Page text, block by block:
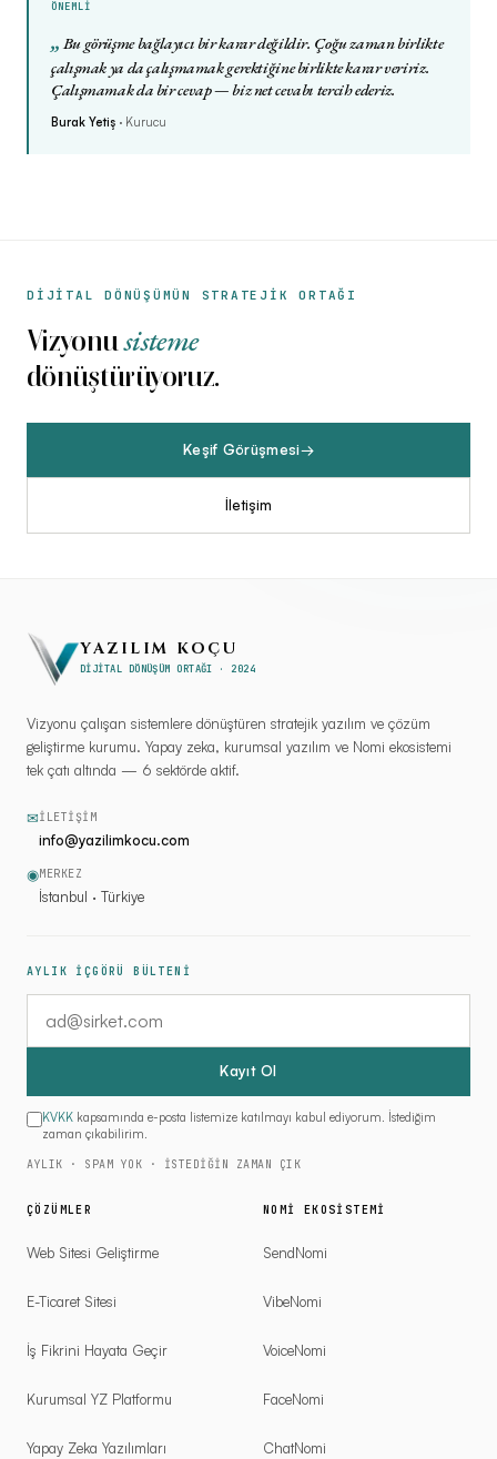
ÖNEMLİ
„Bu görüşme bağlayıcı bir karar değildir. Çoğu zaman birlikte
çalışmak ya da çalışmamak gerektiğine birlikte karar veririz.
Çalışmamak da bir cevap — biz net cevabı tercih ederiz.
Burak Yetiş · Kurucu
DİJİTAL DÖNÜŞÜMÜN STRATEJİK ORTAĞI
Vizyonusisteme
dönüştürüyoruz.
Keşif Görüşmesi→
İletişim
YAZILIM KOÇU
DİJİTAL DÖNÜŞÜM ORTAĞI · 2024
Vizyonu çalışan sistemlere dönüştüren stratejik yazılım ve çözüm
geliştirme kurumu. Yapay zeka, kurumsal yazılım ve Nomi ekosistemi
tek çatı altında — 6 sektörde aktif.
✉İLETIŞIM
info@yazilimkocu.com
◉MERKEZ
İstanbul · Türkiye
AYLIK İÇGÖRÜ BÜLTENİ
Kayıt Ol
KVKK kapsamında e-posta listemize katılmayı kabul ediyorum. İstediğim
zaman çıkabilirim.
AYLIK · SPAM YOK · İSTEDIĞIN ZAMAN ÇIK
ÇÖZÜMLER
Web Sitesi Geliştirme
E-Ticaret Sitesi
İş Fikrini Hayata Geçir
Kurumsal YZ Platformu
Yapay Zeka Yazılımları
NOMI EKOSISTEMI
SendNomi
VibeNomi
VoiceNomi
FaceNomi
ChatNomi